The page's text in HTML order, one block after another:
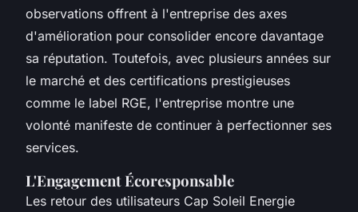
observations offrent à l'entreprise des axes
d'amélioration pour consolider encore davantage
sa réputation. Toutefois, avec plusieurs années sur
le marché et des certifications prestigieuses
comme le label RGE, l'entreprise montre une
volonté manifeste de continuer à perfectionner ses
services.
L'Engagement Écoresponsable
Les retour des utilisateurs Cap Soleil Energie